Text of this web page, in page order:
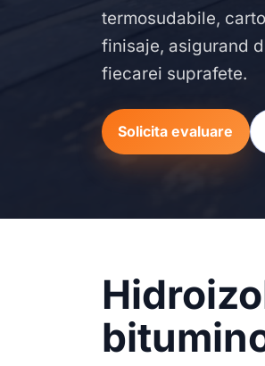
termosudabile,
finisaje, asigurand
fiecarei suprafete.
Solicita evaluare